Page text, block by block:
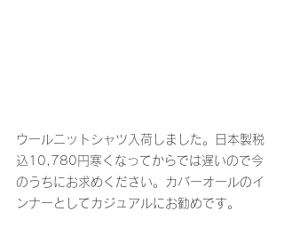
ウールニットシャツ入荷しました。日本製税
込10,780円寒くなってからでは遅いので今
のうちにお求めください。カバーオールのイ
ンナーとしてカジュアルにお勧めです。